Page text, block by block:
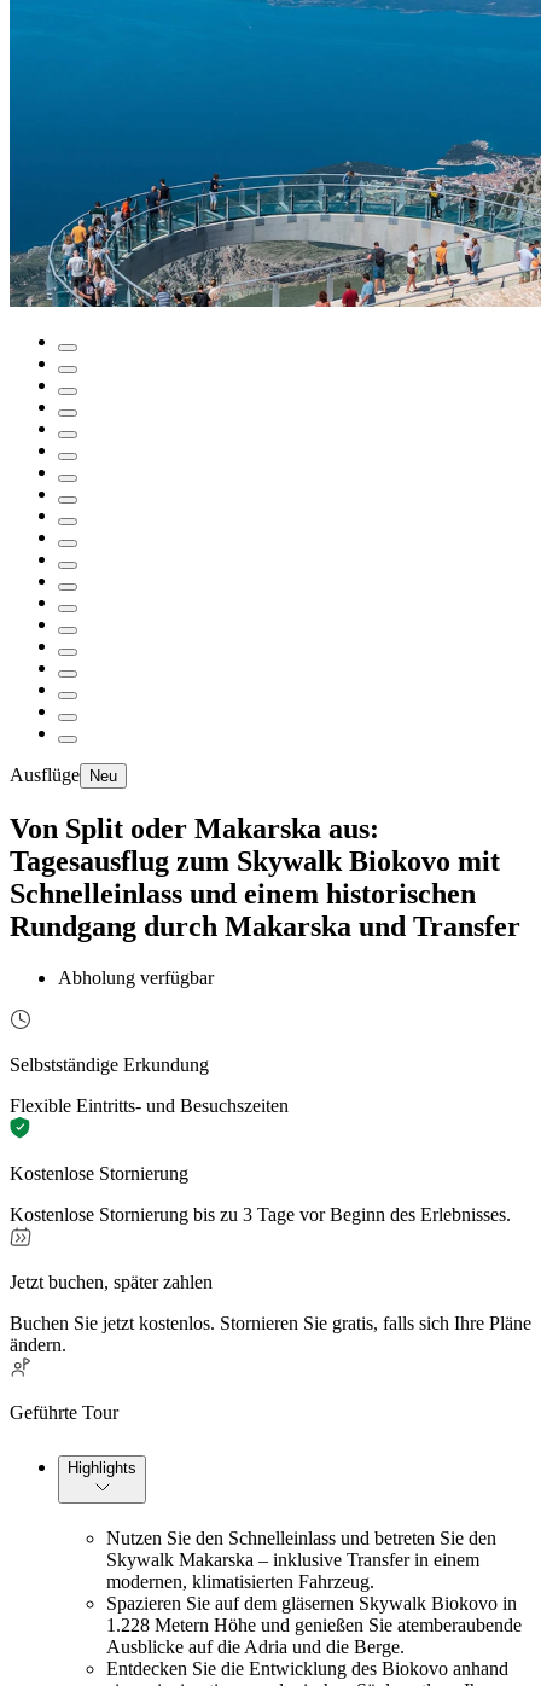
Ausflüge Neu
Von Split oder Makarska aus:
Tagesausflug zum Skywalk Biokovo mit
Schnelleinlass und einem historischen
Rundgang durch Makarska und Transfer
Abholung verfügbar
Selbstständige Erkundung
Flexible Eintritts- und Besuchszeiten
Kostenlose Stornierung
Kostenlose Stornierung bis zu 3 Tage vor Beginn des Erlebnisses.
Jetzt buchen, später zahlen
Buchen Sie jetzt kostenlos. Stornieren Sie gratis, falls sich Ihre Pläne
ändern.
Geführte Tour
Highlights
Nutzen Sie den Schnelleinlass und betreten Sie den
Skywalk Makarska – inklusive Transfer in einem
modernen, klimatisierten Fahrzeug.
Spazieren Sie auf dem gläsernen Skywalk Biokovo in
1.228 Metern Höhe und genießen Sie atemberaubende
Ausblicke auf die Adria und die Berge.
Entdecken Sie die Entwicklung des Biokovo anhand